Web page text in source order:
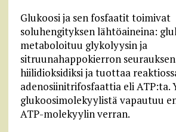
Glukoosi ja sen fosfaatit toimivat
soluhengityksen lähtöaineina:
metaboloituu glykolyysin ja
sitruunahappokierron
hiilidioksidiksi ja tuottaa
adenosiinitrifosfaattia eli ATP:ta.
glukoosimolekyylistä vapautuu
ATP-molekyylin verran.